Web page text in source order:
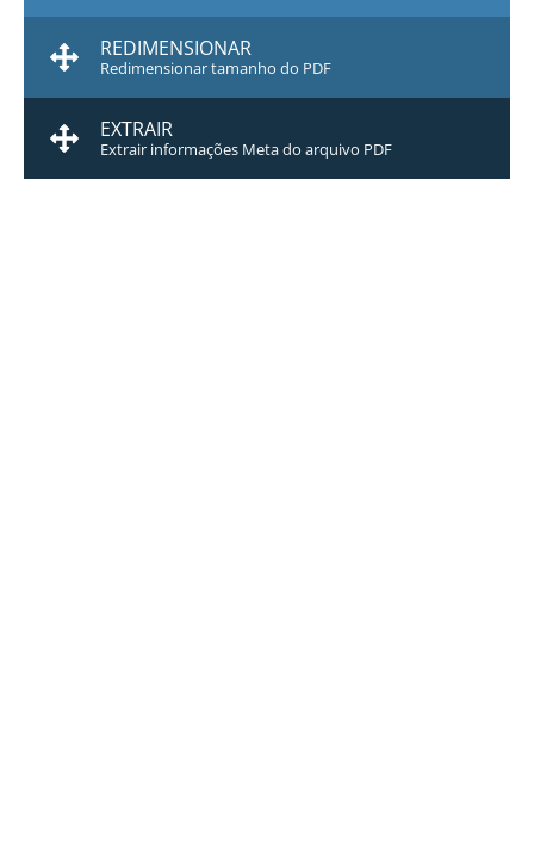
REDIMENSIONAR
Redimensionar tamanho do PDF
EXTRAIR
Extrair informações Meta do arquivo PDF